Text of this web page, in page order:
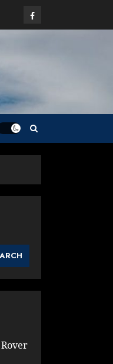
Facebook
Rover